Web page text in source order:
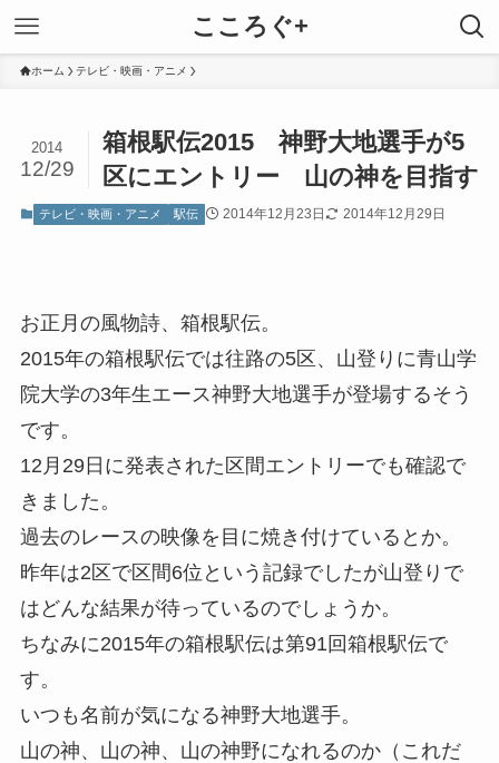
こころぐ+
ホーム テレビ・映画・アニメ
箱根駅伝2015 神野大地選手が5
区にエントリー 山の神を目指す
2014
12/29
テレビ・映画・アニメ 駅伝 2014年12月23日 2014年12月29日
お正月の風物詩、箱根駅伝。
2015年の箱根駅伝では往路の5区、山登りに青山学
院大学の3年生エース神野大地選手が登場するそう
です。
12月29日に発表された区間エントリーでも確認で
きました。
過去のレースの映像を目に焼き付けているとか。
昨年は2区で区間6位という記録でしたが山登りで
はどんな結果が待っているのでしょうか。
ちなみに2015年の箱根駅伝は第91回箱根駅伝で
す。
いつも名前が気になる神野大地選手。
山の神、山の神、山の神野になれるのか（これだ